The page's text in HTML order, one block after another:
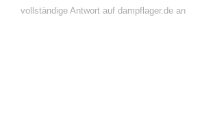
vollständige Antwort auf dampflager.de an